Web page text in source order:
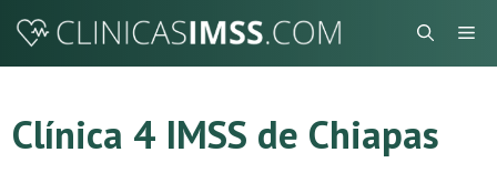
Saltar
Clínica 4 IMSS de Chiapas